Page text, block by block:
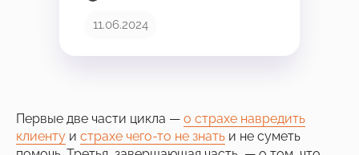
11.06.2024
Первые две части цикла — о страхе навредить
клиенту и страхе чего-то не знать и не суметь